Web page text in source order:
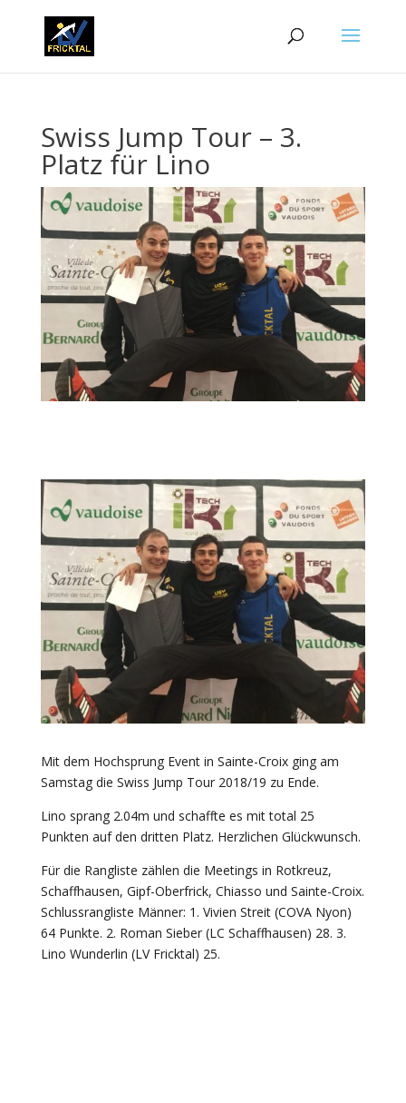
Swiss Jump Tour – 3.
Platz für Lino
Mit dem Hochsprung Event in Sainte-Croix ging am
Samstag die Swiss Jump Tour 2018/19 zu Ende.
Lino sprang 2.04m und schaffte es mit total 25
Punkten auf den dritten Platz. Herzlichen Glückwunsch.
Für die Rangliste zählen die Meetings in Rotkreuz,
Schaffhausen, Gipf-Oberfrick, Chiasso und Sainte-Croix.
Schlussrangliste Männer: 1. Vivien Streit (COVA Nyon)
64 Punkte. 2. Roman Sieber (LC Schaffhausen) 28. 3.
Lino Wunderlin (LV Fricktal) 25.